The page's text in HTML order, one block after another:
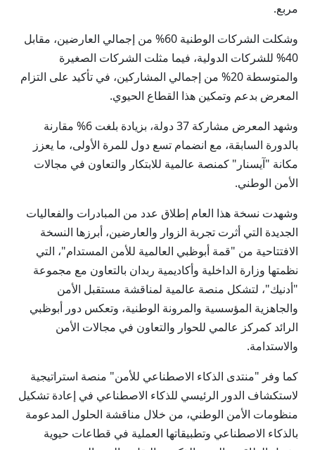
مربع.
وشكلت الشركات الوطنية 60% من إجمالي العارضين، مقابل
40% للشركات الدولية، فيما مثلت الشركات الصغيرة
والمتوسطة 20% من إجمالي المشاركين، في تأكيد على التزام
المعرض بدعم وتمكين هذا القطاع الحيوي.
وشهد المعرض مشاركة 37 دولة، بزيادة بلغت 6% مقارنة
بالدورة السابقة، مع انضمام تسع دول للمرة الأولى، ما يعزز
مكانة "آيسنار" كمنصة عالمية للابتكار والتعاون في مجالات
الأمن الوطني.
وشهدت نسخة هذا العام إطلاق عدد من المبادرات والفعاليات
الجديدة التي أثرت تجربة الزوار والعارضين، أبرزها النسخة
الافتتاحية من "قمة أبوظبي العالمية للأمن المستدام"، التي
نظمتها وزارة الداخلية وأكاديمية ربدان بالتعاون مع مجموعة
"أدنيك"، لتشكل منصة عالمية لمناقشة مستقبل الأمن
والجاهزية المؤسسية والمرونة الوطنية، وتعكس دور أبوظبي
الرائد كمركز عالمي للحوار والتعاون في مجالات الأمن
والاستدامة.
كما وفر "منتدى الذكاء الاصطناعي للأمن" منصة استراتيجية
لاستكشاف الدور الرئيسي للذكاء الاصطناعي في إعادة تشكيل
منظومات الأمن الوطني، من خلال مناقشة الحلول المدعومة
بالذكاء الاصطناعي وتطبيقاتها العملية في قطاعات حيوية